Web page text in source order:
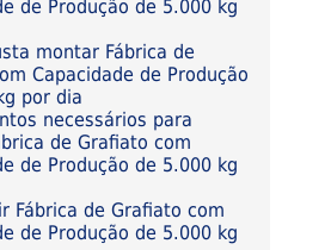
de Produção de 5.000 kg
montar Fábrica de
Capacidade de Produção
por dia
necessários para
de Grafiato com
de Produção de 5.000 kg
Fábrica de Grafiato com
de Produção de 5.000 kg